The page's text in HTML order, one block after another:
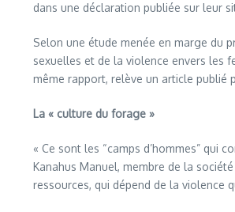
dans une déclaration publiée sur leur
Selon une étude menée en marge du
sexuelles et de la violence envers les
même rapport, relève un article publié
La « culture du forage »
« Ce sont les “camps d’hommes” qui
Kanahus Manuel, membre de la
ressources, qui dépend de la violence